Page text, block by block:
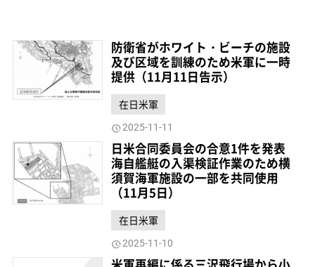
防衛省がホワイト・ビーチの施設
及び区域を訓練のため米軍に一時
提供（11月11日告示）
在日米軍
2025-11-11
日米合同委員会の合意1件を発表
海自艦艇の入渠検証作業のため横
須賀海軍施設の一部を共同使用
（11月5日）
在日米軍
2025-11-10